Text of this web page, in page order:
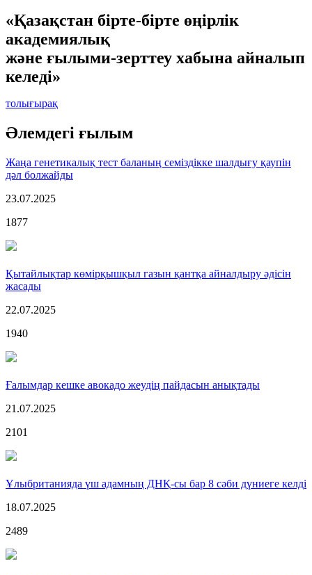
«Қазақстан бірте-бірте өңірлік
академиялық
және ғылыми-зерттеу хабына айналып
келеді»
толығырақ
Әлемдегі ғылым
Жаңа генетикалық тест баланың семіздікке шалдығу қаупін
дәл болжайды
23.07.2025
1877
Қытайлықтар көмірқышқыл газын қантқа айналдыру әдісін
жасады
22.07.2025
1940
Ғалымдар кешке авокадо жеудің пайдасын анықтады
21.07.2025
2101
Ұлыбританияда үш адамның ДНҚ-сы бар 8 сәби дүниеге келді
18.07.2025
2489